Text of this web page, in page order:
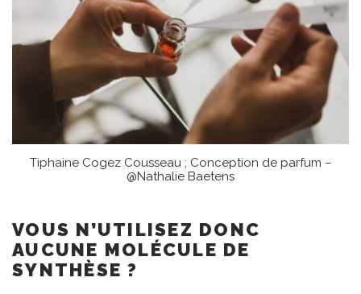
Tiphaine Cogez Cousseau ; Conception de parfum –
@Nathalie Baetens
VOUS N’UTILISEZ DONC
AUCUNE MOLÉCULE DE
SYNTHÈSE ?